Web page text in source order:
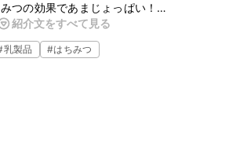
つの効果であまじょっぱい！
しい朝などにとても最適です！
けますので、是非お試し下さい。
紹介文をすべて見る
乳製品 #はちみつ